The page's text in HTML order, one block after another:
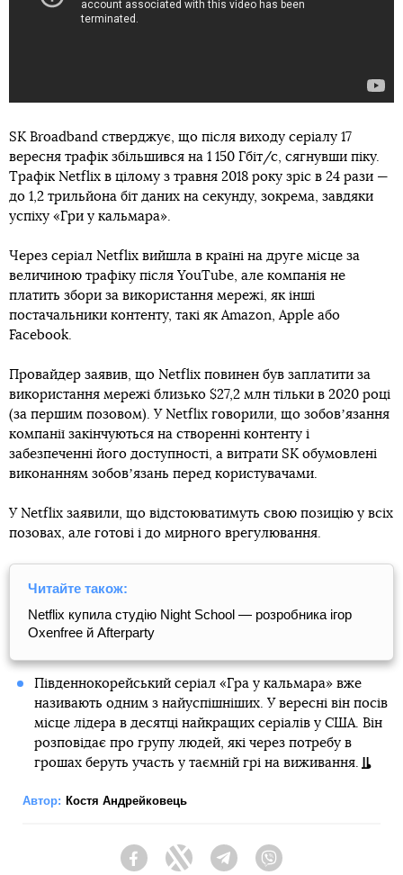
SK Broadband стверджує, що після виходу серіалу 17
вересня трафік збільшився на 1 150 Гбіт/с, сягнувши піку.
Трафік Netflix в цілому з травня 2018 року зріс в 24 рази —
до 1,2 трильйона біт даних на секунду, зокрема, завдяки
успіху «Гри у кальмара».
Через серіал Netflix вийшла в країні на друге місце за
величиною трафіку після YouTube, але компанія не
платить збори за використання мережі, як інші
постачальники контенту, такі як Amazon, Apple або
Facebook.
Провайдер заявив, що Netflix повинен був заплатити за
використання мережі близько $27,2 млн тільки в 2020 році
(за першим позовом). У Netflix говорили, що зобовʼязання
компанії закінчуються на створенні контенту і
забезпеченні його доступності, а витрати SK обумовлені
виконанням зобовʼязань перед користувачами.
У Netflix заявили, що відстоюватимуть свою позицію у всіх
позовах, але готові і до мирного врегулювання.
Читайте також:
Netflix купила студію Night School — розробника ігор
Oxenfree й Afterparty
Південнокорейський серіал «Гра у кальмара» вже
називають одним з найуспішніших. У вересні він посів
місце лідера в десятці найкращих серіалів у США. Він
розповідає про групу людей, які через потребу в
грошах беруть участь у таємній грі на виживання.
Автор: Костя Андрейковець
FacebookTwitter Telegram